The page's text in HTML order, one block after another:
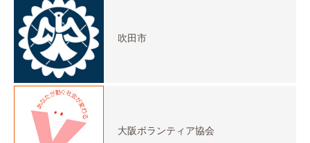
吹田市
大阪ボランティア協会